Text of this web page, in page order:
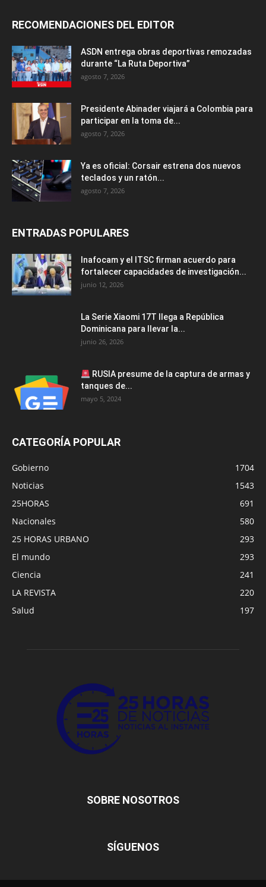
RECOMENDACIONES DEL EDITOR
ASDN entrega obras deportivas remozadas
durante “La Ruta Deportiva”
agosto 7, 2026
Presidente Abinader viajará a Colombia para
participar en la toma de...
agosto 7, 2026
Ya es oficial: Corsair estrena dos nuevos
teclados y un ratón...
agosto 7, 2026
ENTRADAS POPULARES
Inafocam y el ITSC firman acuerdo para
fortalecer capacidades de investigación...
junio 12, 2026
La Serie Xiaomi 17T llega a República
Dominicana para llevar la...
junio 26, 2026
RUSIA presume de la captura de armas y
tanques de...
mayo 5, 2024
CATEGORÍA POPULAR
Gobierno
1704
Noticias
1543
25HORAS
691
Nacionales
580
25 HORAS URBANO
293
El mundo
293
Ciencia
241
LA REVISTA
220
Salud
197
SOBRE NOSOTROS
SÍGUENOS